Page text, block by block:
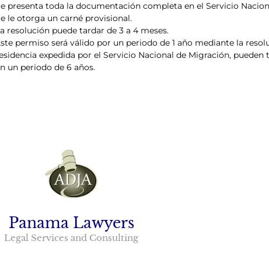
presenta toda la documentación completa en el Servicio
le otorga un carné provisional.
resolución puede tardar de 3 a 4 meses.
permiso será válido por un periodo de 1 año mediante la
expedida por el Servicio Nacional de Migración,
un periodo de 6 años.
Panama Lawyers
Legal Services and Consulting